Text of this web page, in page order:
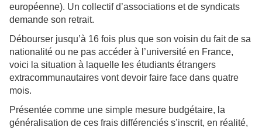
européenne). Un collectif d’associations et de syndicats
demande son retrait.
Débourser jusqu’à 16 fois plus que son voisin du fait de sa
nationalité ou ne pas accéder à l’université en France,
voici la situation à laquelle les étudiants étrangers
extracommunautaires vont devoir faire face dans quatre
mois.
Présentée comme une simple mesure budgétaire, la
généralisation de ces frais différenciés s’inscrit, en réalité,